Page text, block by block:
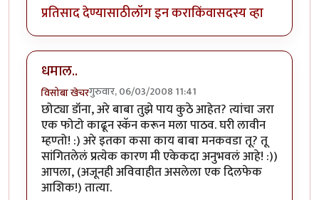
प्रतिसाद देण्यासाठीलॉग इन कराकिंवासदस्य व्हा
धमाल..
विसोबा खेचरगुरुवार, 06/03/2008 11:41
छोट्या डॉना, अरे बाबा तुझे पाय कुठे आहेत? त्यांचा जरा
एक फोटो काढून स्कॅन करून मला पाठव. घरी लावीन
म्हण्तो! :) अरे इतका कसा काय बाबा मनकवडा तू? तू
सांगितलेलं प्रत्येक कारण मी एकेकदा अनुभवलं आहे! :))
आपला, (अजूनही अविवाहीत असलेला एक दिलफेक
आशिक!) तात्या.